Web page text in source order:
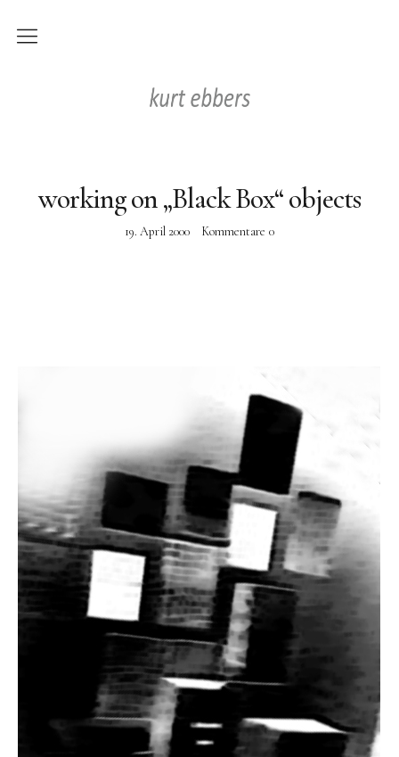
news
digital works
on paper
CV
one man shows
group shows
contact
Datenschutzerklärung
Impressum
working on „Black Box“ objects
19. April 2000 Kommentare 0